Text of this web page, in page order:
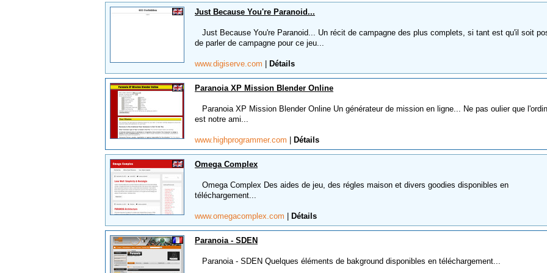
Just Because You're Paranoid...
Just Because You're Paranoid... Un récit de campagne des plus complets, si tant est qu'il soit
de parler de campagne pour ce jeu...
www.digiserve.com Détails
Paranoia XP Mission Blender Online
Paranoia XP Mission Blender Online Un générateur de mission en ligne... Ne pas oulier que
est notre ami...
www.highprogrammer.com Détails
Omega Complex
Omega Complex Des aides de jeu, des régles maison et divers goodies disponibles en
téléchargement...
www.omegacomplex.com Détails
Paranoia - SDEN
Paranoia - SDEN Quelques éléments de bakground disponibles en téléchargement...